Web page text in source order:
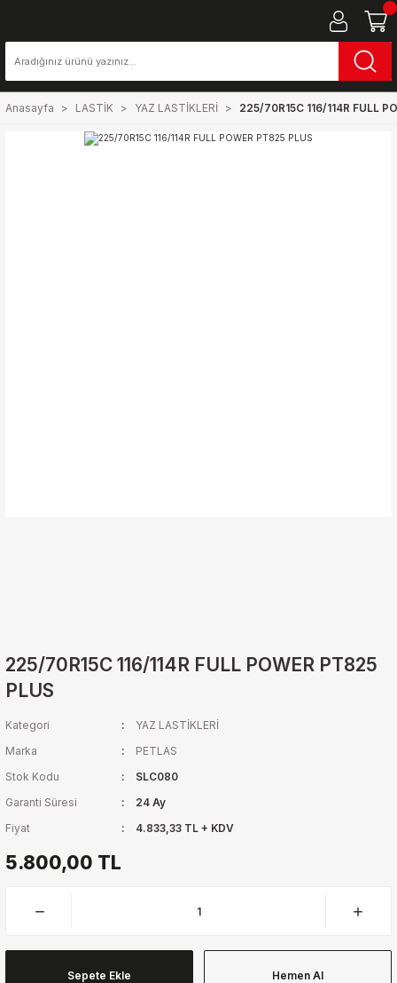
Anasayfa LASTİK YAZ LASTİKLERİ 225/70R15C 116/114R FULL
225/70R15C 116/114R FULL POWER PT825
PLUS
Kategori
YAZ LASTİKLERİ
Marka
PETLAS
Stok Kodu
SLC080
Garanti Süresi
24 Ay
Fiyat
4.833,33 TL + KDV
5.800,00 TL
Sepete Ekle Hemen Al